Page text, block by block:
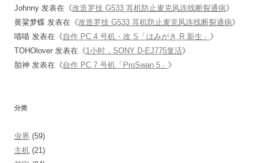
Johnny 发表在《改造罗技 G533 耳机防止麦克风连线断裂通病》
黄粱梦蝶 发表在《改造罗技 G533 耳机防止麦克风连线断裂通病》
喵喵 发表在《自作 PC 4 号机・改 S「はみがき R 新生」 》
TOHOlover 发表在《1小时，SONY D-EJ775复活》
胎神 发表在《自作 PC 7 号机「ProSwan 5」 》
分类
业界 (59)
主机 (21)